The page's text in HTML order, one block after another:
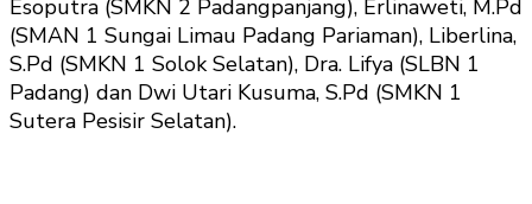
Esoputra (SMKN 2 Padangpanjang), Erlinaweti, M.Pd
(SMAN 1 Sungai Limau Padang Pariaman), Liberlina,
S.Pd (SMKN 1 Solok Selatan), Dra. Lifya (SLBN 1
Padang) dan Dwi Utari Kusuma, S.Pd (SMKN 1
Sutera Pesisir Selatan).